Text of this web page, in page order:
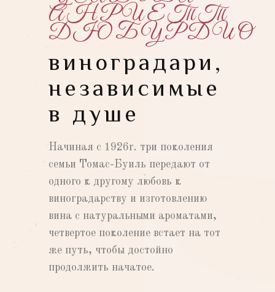
АНРИЕТТ
ДЮБУРДИО
виноградари,
независимые
в душе
Начиная с 1926г. три поколения
семьи Томас-Буиль передают от
одного к другому любовь к
виноградарству и изготовлению
вина с натуральными ароматами,
четвертое поколение встает на тот
же путь, чтобы достойно
продолжить начатое.